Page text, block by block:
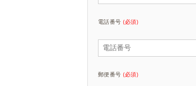
電話番号(必須)
郵便番号(必須)